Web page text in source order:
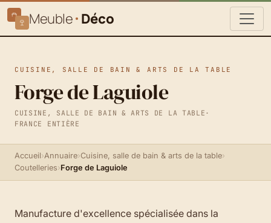
Meuble Déco
CUISINE, SALLE DE BAIN & ARTS DE LA TABLE
Forge de Laguiole
CUISINE, SALLE DE BAIN & ARTS DE LA TABLE ·
FRANCE ENTIÈRE
Accueil›Annuaire›Cuisine, salle de bain & arts de la table›
Coutelleries›Forge de Laguiole
Manufacture d'excellence spécialisée dans la